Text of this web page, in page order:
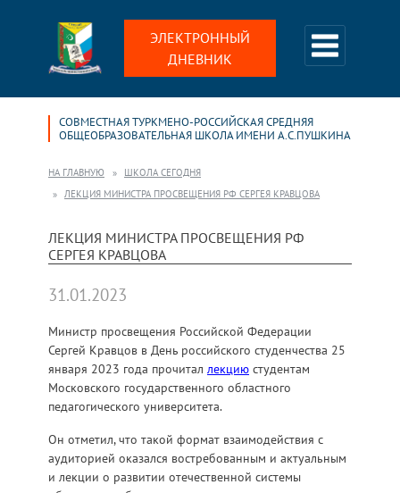
ЭЛЕКТРОННЫЙ
ДНЕВНИК
СОВМЕСТНАЯ ТУРКМЕНО-РОССИЙСКАЯ СРЕДНЯЯ
ОБЩЕОБРАЗОВАТЕЛЬНАЯ ШКОЛА ИМЕНИ А.С.ПУШКИНА
НА ГЛАВНУЮ
ШКОЛА СЕГОДНЯ
ЛЕКЦИЯ МИНИСТРА ПРОСВЕЩЕНИЯ РФ СЕРГЕЯ КРАВЦОВА
ЛЕКЦИЯ МИНИСТРА ПРОСВЕЩЕНИЯ РФ
СЕРГЕЯ КРАВЦОВА
31.01.2023
Министр просвещения Российской Федерации
Сергей Кравцов в День российского студенчества 25
января 2023 года прочитал лекцию студентам
Московского государственного областного
педагогического университета.
Он отметил, что такой формат взаимодействия с
аудиторией оказался востребованным и актуальным
и лекции о развитии отечественной системы